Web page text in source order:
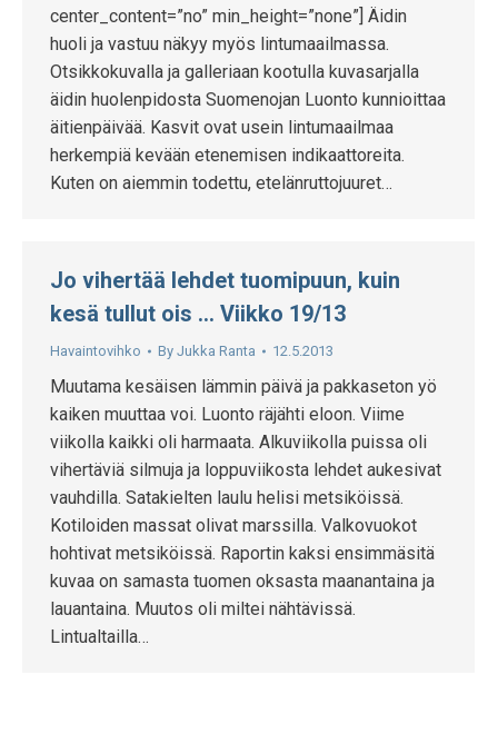
center_content=”no” min_height=”none”] Äidin
huoli ja vastuu näkyy myös lintumaailmassa.
Otsikkokuvalla ja galleriaan kootulla kuvasarjalla
äidin huolenpidosta Suomenojan Luonto kunnioittaa
äitienpäivää. Kasvit ovat usein lintumaailmaa
herkempiä kevään etenemisen indikaattoreita.
Kuten on aiemmin todettu, etelänruttojuuret…
Jo vihertää lehdet tuomipuun, kuin
kesä tullut ois … Viikko 19/13
Havaintovihko By Jukka Ranta 12.5.2013
Muutama kesäisen lämmin päivä ja pakkaseton yö
kaiken muuttaa voi. Luonto räjähti eloon. Viime
viikolla kaikki oli harmaata. Alkuviikolla puissa oli
vihertäviä silmuja ja loppuviikosta lehdet aukesivat
vauhdilla. Satakielten laulu helisi metsiköissä.
Kotiloiden massat olivat marssilla. Valkovuokot
hohtivat metsiköissä. Raportin kaksi ensimmäsitä
kuvaa on samasta tuomen oksasta maanantaina ja
lauantaina. Muutos oli miltei nähtävissä.
Lintualtailla…